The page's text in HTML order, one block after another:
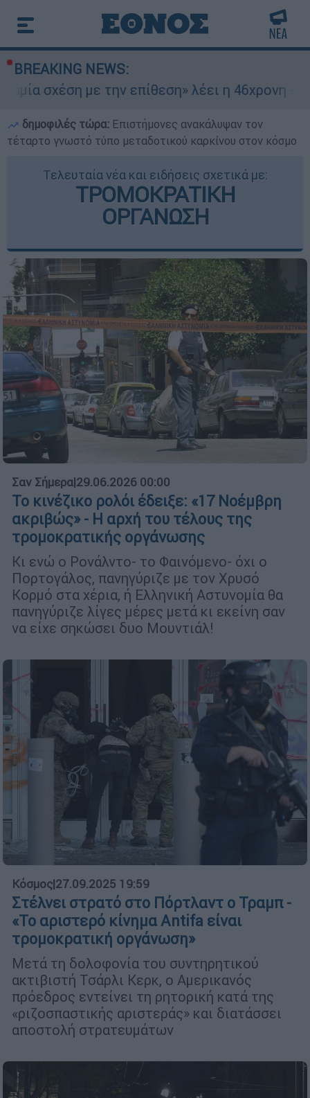
BREAKING NEWS:
την επίθεση» λέει η 46χρονη - Τι
δημοφιλές τώρα: Επιστήμονες ανακάλυψαν τον
τέταρτο γνωστό τύπο μεταδοτικού καρκίνου στον κόσμο
Τελευταία νέα και ειδήσεις σχετικά με:
ΤΡΟΜΟΚΡΑΤΙΚΗ
ΟΡΓΑΝΩΣΗ
Σαν Σήμερα|29.06.2026 00:00
Το κινέζικο ρολόι έδειξε: «17 Νοέμβρη
ακριβώς» - Η αρχή του τέλους της
τρομοκρατικής οργάνωσης
Κι ενώ ο Ρονάλντο- το Φαινόμενο- όχι ο
Πορτογάλος, πανηγύριζε με τον Χρυσό
Κορμό στα χέρια, ή Ελληνική Αστυνομία θα
πανηγύριζε λίγες μέρες μετά κι εκείνη σαν
να είχε σηκώσει δυο Μουντιάλ!
Κόσμος|27.09.2025 19:59
Στέλνει στρατό στο Πόρτλαντ ο Τραμπ -
«Το αριστερό κίνημα Antifa είναι
τρομοκρατική οργάνωση»
Μετά τη δολοφονία του συντηρητικού
ακτιβιστή Τσάρλι Κερκ, ο Αμερικανός
πρόεδρος εντείνει τη ρητορική κατά της
«ριζοσπαστικής αριστεράς» και διατάσσει
αποστολή στρατευμάτων